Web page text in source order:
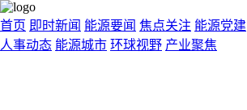
首页 即时新闻 能源要闻 焦点关注 能源党建
人事动态 能源城市 环球视野 产业聚焦